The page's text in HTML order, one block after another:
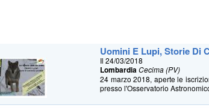
Uomini E Lupi, Storie Di
Il 24/03/2018
LombardiaCecima (PV)
24 marzo 2018, aperte le
presso l'Osservatorio